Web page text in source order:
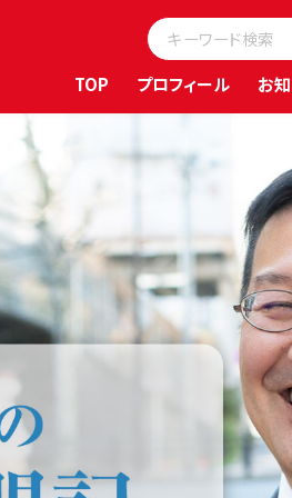
TOP プロフィール お